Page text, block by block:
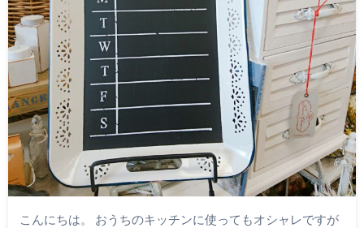
こんにちは。 おうちのキッチンに使ってもオシャレですが